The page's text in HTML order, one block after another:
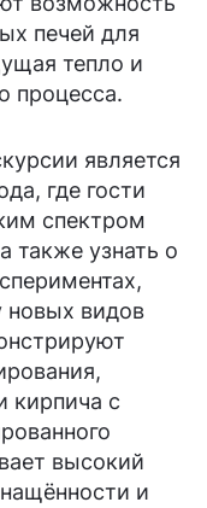
печей для
тепло и
процесса.
является
где гости
спектром
также узнать о
новых видов
кирпича с
высокий
и